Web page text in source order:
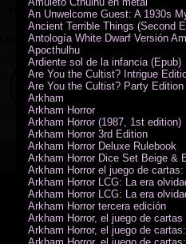
An Unwelcome Guest: A 1930s
Ancient Terrible Things (Second
Antología White Dwarf Versión
Apocthulhu
Ardiente sol de la infancia (Epub)
Are You the Cultist? Intrigue
Are You the Cultist? Party Edition
Arkham
Arkham Horror
Arkham Horror (1987, 1st edition)
Arkham Horror 3rd Edition
Arkham Horror Deluxe Rulebook
Arkham Horror Dice Set Beige &
Arkham Horror el juego de
Arkham Horror LCG: La era
Arkham Horror LCG: La era
Arkham Horror tercera edición
Arkham Horror, el juego de cartas
Arkham Horror, el juego de